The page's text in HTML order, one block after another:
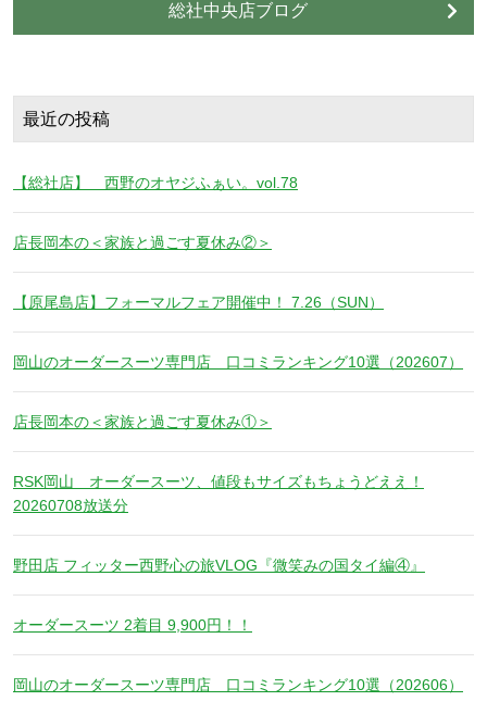
総社中央店ブログ
最近の投稿
【総社店】 西野のオヤジふぁい。vol.78
店長岡本の＜家族と過ごす夏休み②＞
【原尾島店】フォーマルフェア開催中！ 7.26（SUN）
岡山のオーダースーツ専門店 口コミランキング10選（202607）
店長岡本の＜家族と過ごす夏休み①＞
RSK岡山 オーダースーツ、値段もサイズもちょうどええ！
20260708放送分
野田店 フィッター西野心の旅VLOG『微笑みの国タイ編④』
オーダースーツ 2着目 9,900円！！
岡山のオーダースーツ専門店 口コミランキング10選（202606）